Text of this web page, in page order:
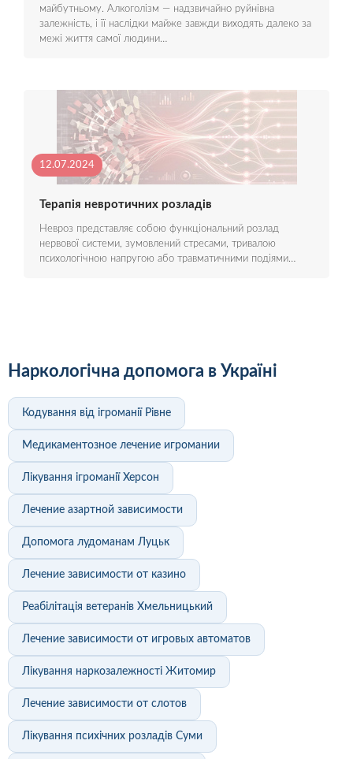
майбутньому. Алкоголізм — надзвичайно руйнівна
залежність, і її наслідки майже завжди виходять далеко за
межі життя самої людини…
12.07.2024
Терапія невротичних розладів
Невроз представляє собою функціональний розлад
нервової системи, зумовлений стресами, тривалою
психологічною напругою або травматичними подіями…
Наркологічна допомога в Україні
Кодування від ігроманії Рівне
Медикаментозное лечение игромании
Лікування ігроманії Херсон
Лечение азартной зависимости
Допомога лудоманам Луцьк
Лечение зависимости от казино
Реабілітація ветеранів Хмельницький
Лечение зависимости от игровых автоматов
Лікування наркозалежності Житомир
Лечение зависимости от слотов
Лікування психічних розладів Суми